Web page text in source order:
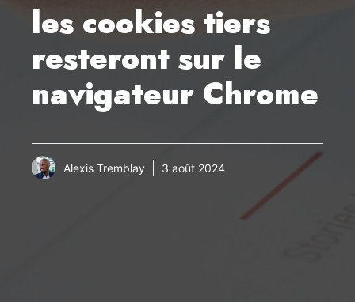
les cookies tiers
resteront sur le
navigateur Chrome
Alexis Tremblay 3 août 2024